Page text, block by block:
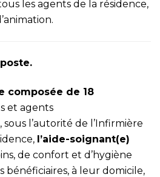
les agents de la résidence,
composée de 18
et agents
l’autorité de l’Infirmière
l’aide-soignant(e)
de confort et d’hygiène
bénéficiaires, à leur domicile,